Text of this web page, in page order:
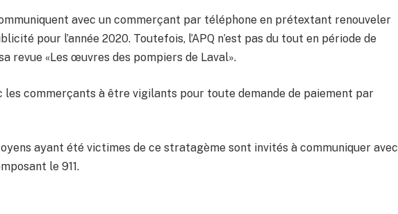
avec un commerçant par téléphone en prétextant renouveler
pour l’année 2020. Toutefois, l’APQ n’est pas du tout en période de
revue «Les œuvres des pompiers de Laval».
les commerçants à être vigilants pour toute demande de paiement par
ayant été victimes de ce stratagème sont invités à communiquer avec
le 911.